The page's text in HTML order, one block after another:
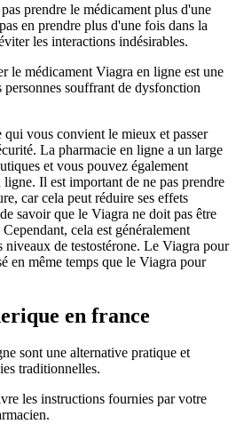
prendre le médicament plus d'une
en prendre plus d'une fois dans la
les interactions indésirables.
le médicament Viagra en ligne est une
souffrant de dysfonction
vous convient le mieux et passer
La pharmacie en ligne a un large
et vous pouvez également
ligne. Il est important de ne pas prendre
car cela peut réduire ses effets
savoir que le Viagra ne doit pas être
cela est généralement
niveaux de testostérone. Le Viagra pour
en même temps que le Viagra pour
en france
sont une alternative pratique et
traditionnelles.
les instructions fournies par votre